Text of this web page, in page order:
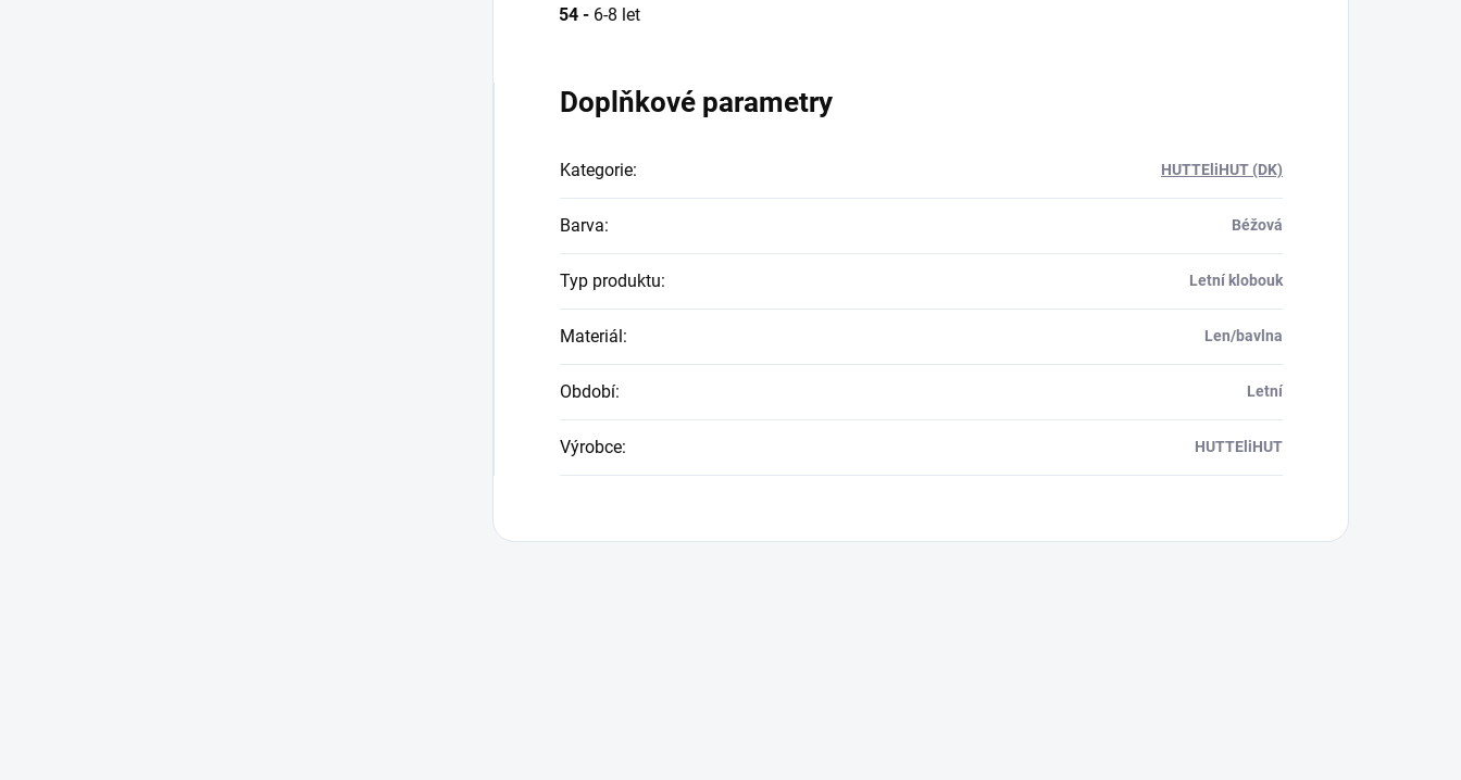
54 - 6-8 let
Doplňkové parametry
Kategorie: HUTTEliHUT (DK)
Barva: Béžová
Typ produktu: Letní klobouk
Materiál: Len/bavlna
Období: Letní
Výrobce: HUTTEliHUT